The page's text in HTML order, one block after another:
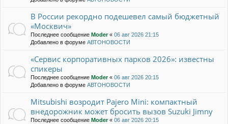
В России рекордно подешевел самый бюджетный
«Москвич»
Последнее сообщение Moder« 06 авг 2026 21:15
Добавлено в форуме АВТОНОВОСТИ
«Сервис корпоративных парков 2026»: известны
спикеры
Последнее сообщение Moder« 06 авг 2026 20:15
Добавлено в форуме АВТОНОВОСТИ
Mitsubishi возродит Pajero Mini: компактный
внедорожник может бросить вызов Suzuki Jimny
Последнее сообщение Moder« 06 авг 2026 20:15